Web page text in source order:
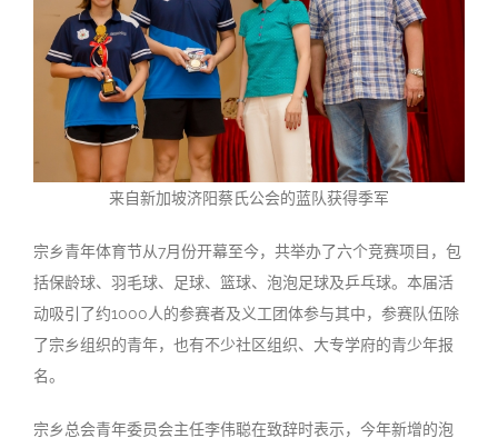
来自新加坡济阳蔡氏公会的蓝队获得季军
宗乡青年体育节从7月份开幕至今，共举办了六个竞赛项目，包
括保龄球、羽毛球、足球、篮球、泡泡足球及乒乓球。本届活
动吸引了约1000人的参赛者及义工团体参与其中，参赛队伍除
了宗乡组织的青年，也有不少社区组织、大专学府的青少年报
名。
宗乡总会青年委员会主任李伟聪在致辞时表示，今年新增的泡